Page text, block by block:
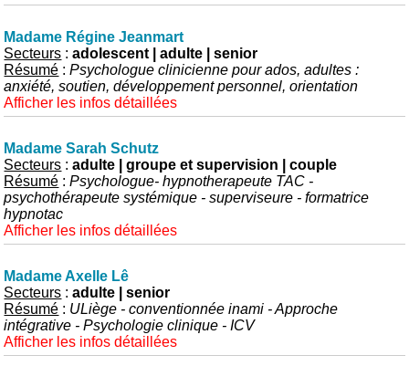
Madame Régine Jeanmart
Secteurs :adolescent | adulte | senior
Résumé :Psychologue clinicienne pour ados, adultes :
anxiété, soutien, développement personnel, orientation
Afficher les infos détaillées
Madame Sarah Schutz
Secteurs :adulte | groupe et supervision | couple
Résumé :Psychologue- hypnotherapeute TAC -
psychothérapeute systémique - superviseure - formatrice
hypnotac
Afficher les infos détaillées
Madame Axelle Lê
Secteurs :adulte | senior
Résumé : ULiège - conventionnée inami - Approche
intégrative - Psychologie clinique - ICV
Afficher les infos détaillées